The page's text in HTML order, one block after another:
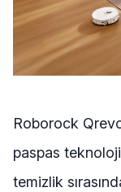
Roborock
paspas
temizlik